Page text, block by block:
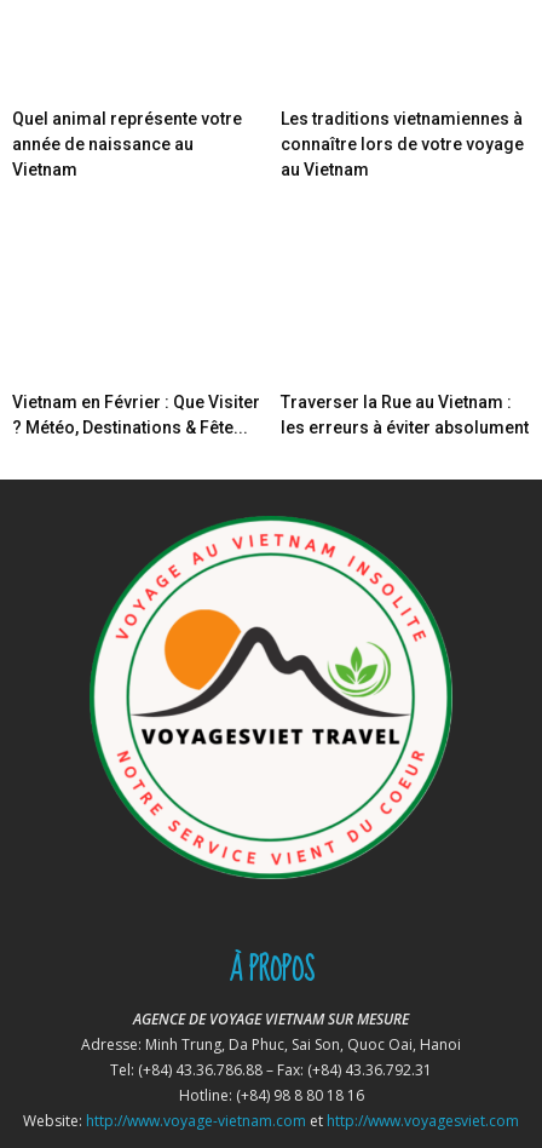
Quel animal représente votre
année de naissance au
Vietnam
Les traditions vietnamiennes à
connaître lors de votre voyage
au Vietnam
Vietnam en Février : Que Visiter
? Météo, Destinations & Fête...
Traverser la Rue au Vietnam :
les erreurs à éviter absolument
À PROPOS
AGENCE DE VOYAGE VIETNAM SUR MESURE
Adresse: Minh Trung, Da Phuc, Sai Son, Quoc Oai, Hanoi
Tel: (+84) 43.36.786.88 – Fax: (+84) 43.36.792.31
Hotline: (+84) 98 8 80 18 16
Website: http://www.voyage-vietnam.com et http://www.voyagesviet.com